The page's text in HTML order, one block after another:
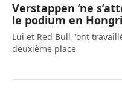
Verstappen ’ne
le podium en
Lui et Red Bull "ont
deuxième place